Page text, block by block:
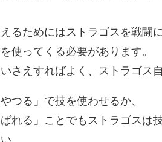
るためにはストラゴスを戦闘
使ってくる必要があります。
さえすればよく、ストラゴス
つる」で技を使わせるか、
れる」ことでもストラゴスは
。